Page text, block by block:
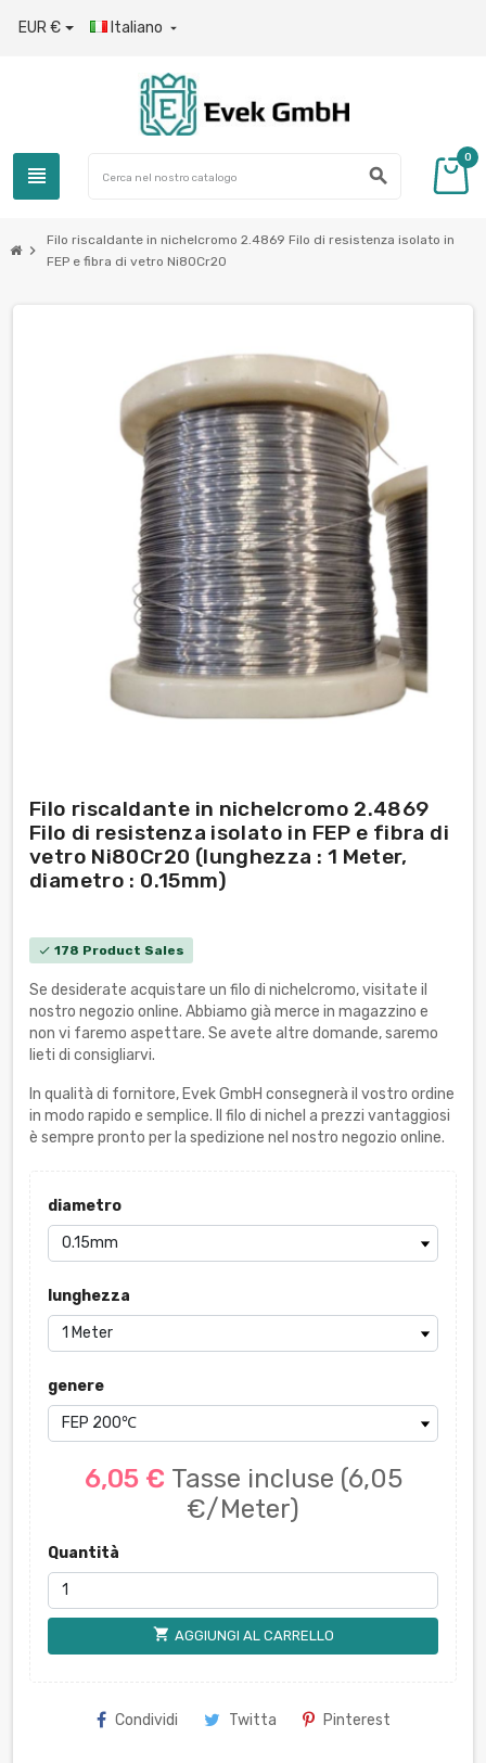
EUR € Italiano 
view_headline search
0
chevron_right
Filo riscaldante in nichelcromo 2.4869 Filo di resistenza isolato in
FEP e fibra di vetro Ni80Cr20
Filo riscaldante in nichelcromo 2.4869
Filo di resistenza isolato in FEP e fibra di
vetro Ni80Cr20 (lunghezza : 1 Meter,
diametro : 0.15mm)
check 178 Product Sales
Se desiderate acquistare un filo di nichelcromo, visitate il
nostro negozio online. Abbiamo già merce in magazzino e
non vi faremo aspettare. Se avete altre domande, saremo
lieti di consigliarvi.
In qualità di fornitore, Evek GmbH consegnerà il vostro ordine
in modo rapido e semplice. Il filo di nichel a prezzi vantaggiosi
è sempre pronto per la spedizione nel nostro negozio online.
diametro
lunghezza
genere
6,05 € Tasse incluse (6,05
€/Meter)
Quantità
shopping_cart AGGIUNGI AL CARRELLO
Condividi Twitta Pinterest